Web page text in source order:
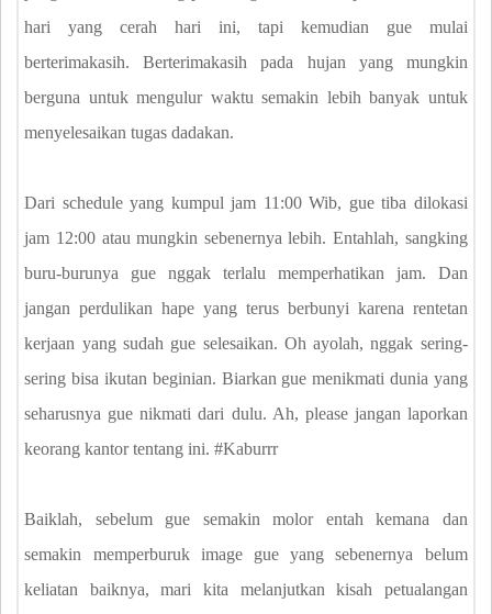
hari yang cerah hari ini, tapi kemudian gue mulai
berterimakasih. Berterimakasih pada hujan yang mungkin
berguna untuk mengulur waktu semakin lebih banyak untuk
menyelesaikan tugas dadakan.
Dari schedule yang kumpul jam 11:00 Wib, gue tiba dilokasi
jam 12:00 atau mungkin sebenernya lebih. Entahlah, sangking
buru-burunya gue nggak terlalu memperhatikan jam. Dan
jangan perdulikan hape yang terus berbunyi karena rentetan
kerjaan yang sudah gue selesaikan. Oh ayolah, nggak sering-
sering bisa ikutan beginian. Biarkan gue menikmati dunia yang
seharusnya gue nikmati dari dulu. Ah, please jangan laporkan
keorang kantor tentang ini. #Kaburrr
Baiklah, sebelum gue semakin molor entah kemana dan
semakin memperburuk image gue yang sebenernya belum
keliatan baiknya, mari kita melanjutkan kisah petualangan